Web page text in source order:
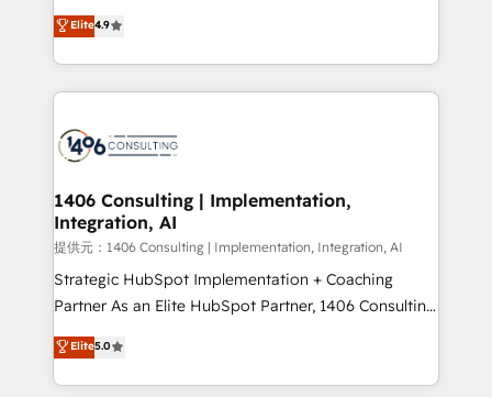
putting Customer Experience at the center by
creating digital environments capable of integrating
people, processes and data. We offer the best
digital solutions on the market, ranging from CRM
marketing automation to online and offline sales
allowing companies to optimize processes and meet
the needs of the customer. We are part of Impresoft
Group, a group of specialized and complementary
companies that divide their offer into 4
Competence Centers: Smart Manufacturing,
The synergies generated by these integrations,
together with the combination of talents, skills,
Elite4.9
1406 Consulting | Implementation,
Integration, AI
提供元：1406 Consulting | Implementation, Integration, AI
Strategic HubSpot Implementation + Coaching
Partner As an Elite HubSpot Partner, 1406 Consulting
helps mid-market revenue teams transform how
they sell, market, and serve. We don't just build your
HubSpot—we teach your team to own it, then stay
Elite5.0